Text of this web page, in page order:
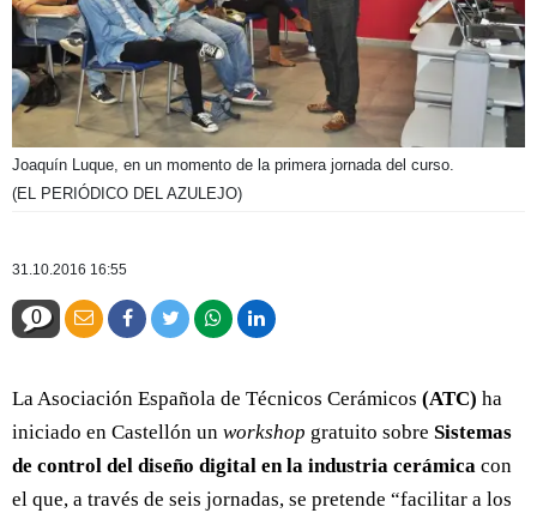
Joaquín Luque, en un momento de la primera jornada del curso.
(EL PERIÓDICO DEL AZULEJO)
31.10.2016 16:55
0
La Asociación Española de Técnicos Cerámicos (ATC) ha
iniciado en Castellón un workshop gratuito sobre Sistemas
de control del diseño digital en la industria cerámica con
el que, a través de seis jornadas, se pretende “facilitar a los